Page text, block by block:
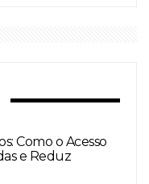
Como o Acesso
e Reduz